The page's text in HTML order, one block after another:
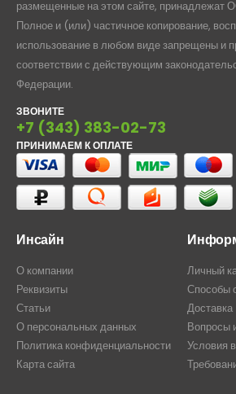
размещенные на этом сайте, принадлежат
Полное и (или) частичное копирование,
использование в любом виде запрещены и
соответствии с действующим
Федерации.
ЗВОНИТЕ
+7 (343) 383-02-73
ПРИНИМАЕМ К ОПЛАТЕ
Инсайн
О компании
Реквизиты
Статьи
О персональных данных
Политика конфиденциальности
Карта сайта
Личный
Способы
Доставка
Вопросы
Условия